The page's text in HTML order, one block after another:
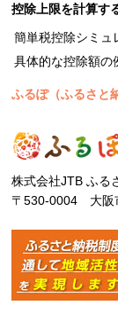
控除上限を計算す
簡単税控除シミュ
具体的な控除額の
ふるぽ（ふるさと
株式会社JTB ふる
〒530-0004 大阪